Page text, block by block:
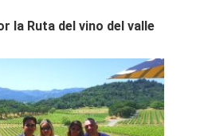
la Ruta del vino del valle